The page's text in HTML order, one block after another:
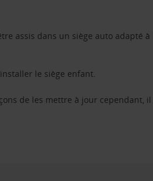
assis dans un siège auto adapté
le siège enfant.
de les mettre à jour cependant,